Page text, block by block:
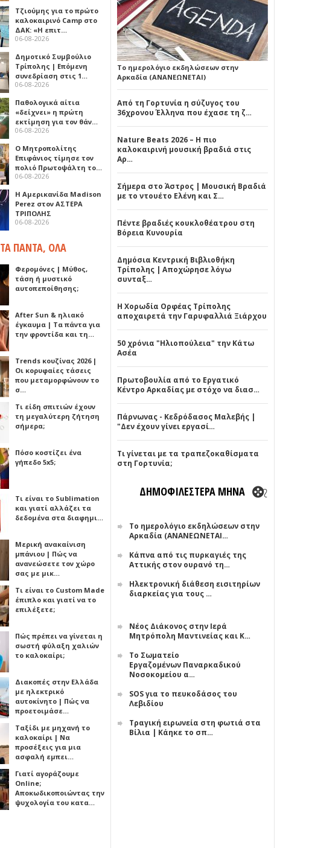
Τζιούμης για το πρώτο
καλοκαιρινό Camp στο
ΔΑΚ: «Η επιτ…
06-08-2026
Δημοτικό Συμβούλιο
Τρίπολης | Επόμενη
συνεδρίαση στις 1…
06-08-2026
Παθολογικά αίτια
«δείχνει» η πρώτη
εκτίμηση για τον θάν…
06-08-2026
Ο Μητροπολίτης
Επιφάνιος τίμησε τον
πολιό Πρωτοψάλτη το…
06-08-2026
Η Αμερικανίδα Madison
Perez στον ΑΣΤΕΡΑ
ΤΡΙΠΟΛΗΣ
06-08-2026
ΤΑ ΠΑΝΤΑ, ΟΛΑ
Φερομόνες | Μύθος,
τάση ή μυστικό
αυτοπεποίθησης;
After Sun & ηλιακό
έγκαυμα | Τα πάντα για
την φροντίδα και τη…
Trends κουζίνας 2026 |
Οι κορυφαίες τάσεις
που μεταμορφώνουν το
σ…
Τι είδη σπιτιών έχουν
τη μεγαλύτερη ζήτηση
σήμερα;
Πόσο κοστίζει ένα
γήπεδο 5x5;
Τι είναι το Sublimation
και γιατί αλλάζει τα
δεδομένα στα διαφημι…
Μερική ανακαίνιση
μπάνιου | Πώς να
ανανεώσετε τον χώρο
σας με μικ…
Τι είναι το Custom Made
έπιπλο και γιατί να το
επιλέξετε;
Πώς πρέπει να γίνεται η
σωστή φύλαξη χαλιών
το καλοκαίρι;
Διακοπές στην Ελλάδα
με ηλεκτρικό
αυτοκίνητο | Πώς να
προετοιμάσε…
Ταξίδι με μηχανή το
καλοκαίρι | Να
προσέξεις για μια
ασφαλή εμπει…
Γιατί αγοράζουμε
Online;
Αποκωδικοποιώντας την
ψυχολογία του κατα…
Το ημερολόγιο εκδηλώσεων στην
Αρκαδία (ΑΝΑΝΕΩΝΕΤΑΙ)
Από τη Γορτυνία η σύζυγος του
36χρονου Έλληνα που έχασε τη ζ…
Nature Beats 2026 – Η πιο
καλοκαιρινή μουσική βραδιά στις
Αρ…
Σήμερα στο Άστρος | Μουσική Βραδιά
με το ντουέτο Ελένη και Σ…
Πέντε βραδιές κουκλοθέατρου στη
Βόρεια Κυνουρία
Δημόσια Κεντρική Βιβλιοθήκη
Τρίπολης | Αποχώρησε λόγω
συνταξ…
Η Χορωδία Ορφέας Τρίπολης
αποχαιρετά την Γαρυφαλλιά Ξιάρχου
50 χρόνια "Ηλιοπούλεια" την Κάτω
Ασέα
Πρωτοβουλία από το Εργατικό
Κέντρο Αρκαδίας με στόχο να διασ…
Πάρνωνας - Κεδρόδασος Μαλεβής |
"Δεν έχουν γίνει εργασί…
Τι γίνεται με τα τραπεζοκαθίσματα
στη Γορτυνία;
ΔΗΜΟΦΙΛΕΣΤΕΡΑ ΜΗΝΑ
Το ημερολόγιο εκδηλώσεων στην
Αρκαδία (ΑΝΑΝΕΩΝΕΤΑΙ…
Κάπνα από τις πυρκαγιές της
Αττικής στον ουρανό τη…
Ηλεκτρονική διάθεση εισιτηρίων
διαρκείας για τους …
Νέος Διάκονος στην Ιερά
Μητρόπολη Μαντινείας και Κ…
Το Σωματείο
Εργαζομένων Παναρκαδικού
Νοσοκομείου α…
SOS για το πευκοδάσος του
Λεβιδίου
Τραγική ειρωνεία στη φωτιά στα
Βίλια | Κάηκε το σπ…